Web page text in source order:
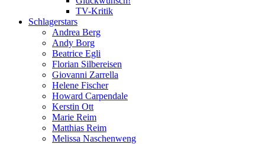
TV-Kritik
Schlagerstars
Andrea Berg
Andy Borg
Beatrice Egli
Florian Silbereisen
Giovanni Zarrella
Helene Fischer
Howard Carpendale
Kerstin Ott
Marie Reim
Matthias Reim
Melissa Naschenweng